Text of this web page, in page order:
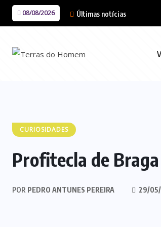
08/08/2026 Últimas notícias
CURIOSIDADES
Profitecla de
POR PEDRO ANTUNES PEREIRA 29/